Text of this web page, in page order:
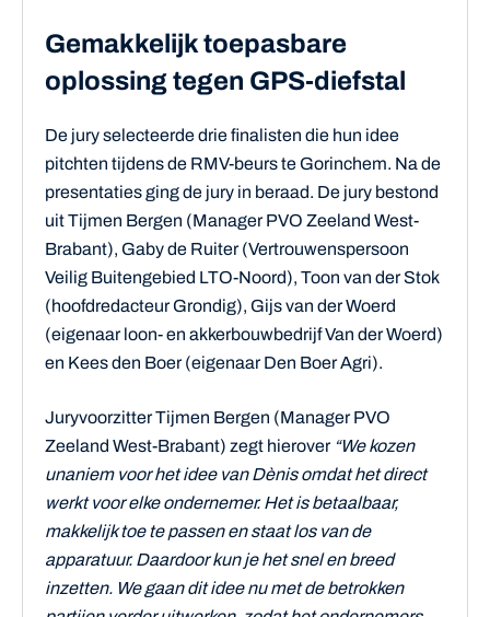
Gemakkelijk toepasbare
oplossing tegen GPS-diefstal
De jury selecteerde drie finalisten die hun idee
pitchten tijdens de RMV-beurs te Gorinchem. Na de
presentaties ging de jury in beraad. De jury bestond
uit Tijmen Bergen (Manager PVO Zeeland West-
Brabant), Gaby de Ruiter (Vertrouwenspersoon
Veilig Buitengebied LTO-Noord), Toon van der Stok
(hoofdredacteur Grondig), Gijs van der Woerd
(eigenaar loon- en akkerbouwbedrijf Van der Woerd)
en Kees den Boer (eigenaar Den Boer Agri).
Juryvoorzitter Tijmen Bergen (Manager PVO
Zeeland West-Brabant) zegt hierover “We kozen
unaniem voor het idee van Dènis omdat het direct
werkt voor elke ondernemer. Het is betaalbaar,
makkelijk toe te passen en staat los van de
apparatuur. Daardoor kun je het snel en breed
inzetten. We gaan dit idee nu met de betrokken